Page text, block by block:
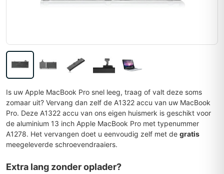
Is uw Apple MacBook Pro snel leeg, traag of valt deze soms
zomaar uit? Vervang dan zelf de A1322 accu van uw MacBook
Pro. Deze A1322 accu van ons eigen huismerk is geschikt voor
de aluminium 13 inch Apple MacBook Pro met typenummer
A1278. Het vervangen doet u eenvoudig zelf met de gratis
meegeleverde schroevendraaiers.
Extra lang zonder oplader?